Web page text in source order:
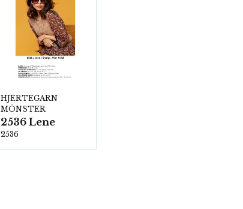
HJERTEGARN
MÖNSTER
2536 Lene
2536